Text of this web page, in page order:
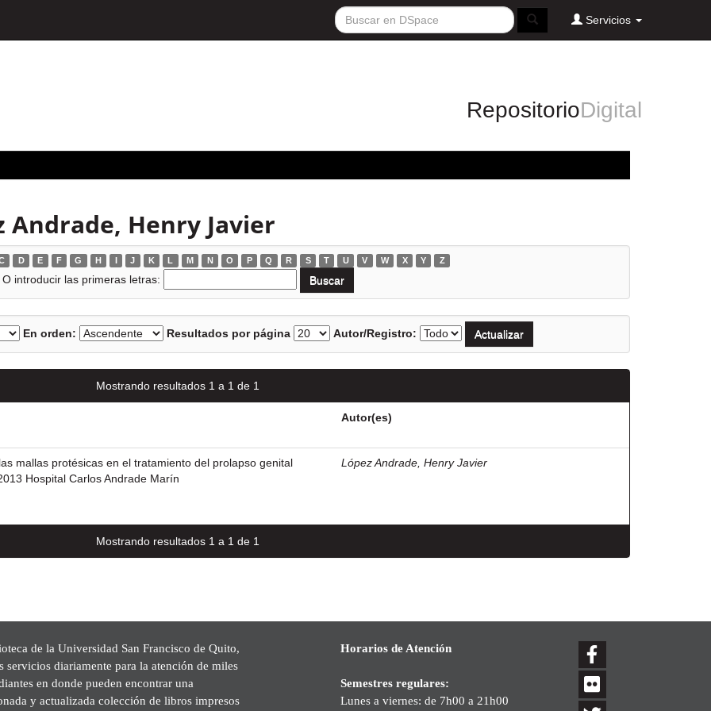
Servicios
RepositorioDigital
Henry Javier
D E F G H I J K L M N O P Q R S T U V W X Y Z
O introducir las primeras letras:
En orden: Resultados por página Autor/Registro:
Mostrando resultados 1 a 1 de 1
Autor(es)
mallas protésicas en el tratamiento del prolapso genital
Hospital Carlos Andrade Marín
López Andrade, Henry Javier
Mostrando resultados 1 a 1 de 1
de la Universidad San Francisco de Quito,
servicios diariamente para la atención de miles
en donde pueden encontrar una
y actualizada colección de libros impresos
Horarios de Atención
Semestres regulares:
Lunes a viernes: de 7h00 a 21h00